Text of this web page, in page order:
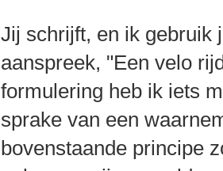
Jij schrijft, en ik gebruik
aanspreek, "Een velo
formulering heb ik iets
sprake van een
bovenstaande principe